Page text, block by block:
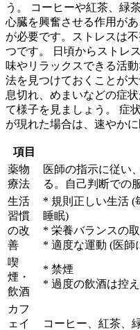
う。 コーヒーや紅茶、緑
心臓を興奮させる作用が
が必要です。
ストレスは
つです。
日頃からストレ
味やリラックスできる活
法を見つけておくことが大
息切れ、めまいなどの症
て様子を見ましょう。
症
が現れた場合は、速やか
項目
薬物
療法
医師の指示に従い
る。自己判断での
生活
習慣
の改
善
* 規則正しい生活 (
睡眠)
* 栄養バランスの
* 適度な運動 (医師
喫
煙・
飲酒
* 禁煙
* 過度の飲酒は控
カフ
ェイ
コーヒー、紅茶、